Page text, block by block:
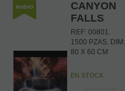
CANYON
FALLS
REF: 00801.
1500 PZAS. DIM:
80 X 60 CM
EN STOCK